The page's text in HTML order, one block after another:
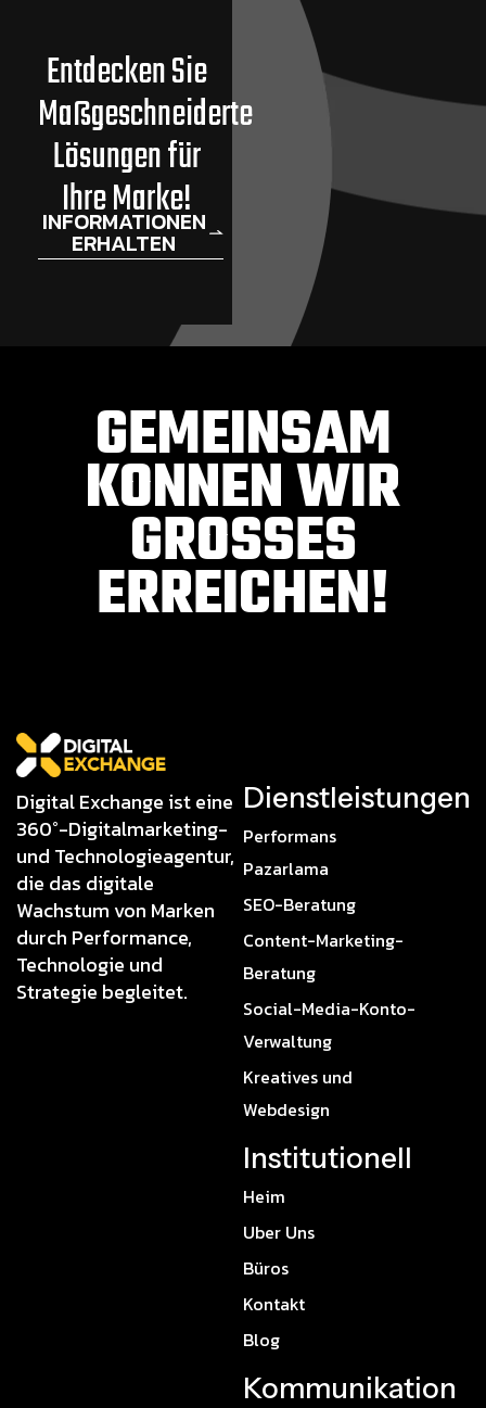
Entdecken Sie
Maßgeschneiderte
Lösungen für
Ihre Marke!
INFORMATIONEN
ERHALTEN
GEMEINSAM
KONNEN WIR
GROSSES E
RREICHEN!
Digital Exchange ist eine
360°-Digitalmarketing-
und Technologieagentur,
die das digitale
Wachstum von Marken
durch Performance,
Technologie und
Strategie begleitet.
Dienstleistungen
Performans
Pazarlama
SEO-Beratung
Content-Marketing-
Beratung
Social-Media-Konto-
Verwaltung
Kreatives und
Webdesign
Institutionell
Heim
Uber Uns
Büros
Kontakt
Blog
Kommunikation